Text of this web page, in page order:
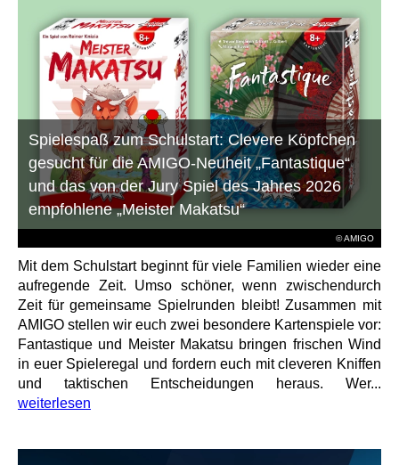
© AMIGO
Spielespaß zum Schulstart: Clevere Köpfchen
gesucht für die AMIGO-Neuheit „Fantastique“
und das von der Jury Spiel des Jahres 2026
empfohlene „Meister Makatsu“
Mit dem Schulstart beginnt für viele Familien wieder eine
aufregende Zeit. Umso schöner, wenn zwischendurch
Zeit für gemeinsame Spielrunden bleibt! Zusammen mit
AMIGO stellen wir euch zwei besondere Kartenspiele vor:
Fantastique und Meister Makatsu bringen frischen Wind
in euer Spieleregal und fordern euch mit cleveren Kniffen
und taktischen Entscheidungen heraus. Wer...
weiterlesen